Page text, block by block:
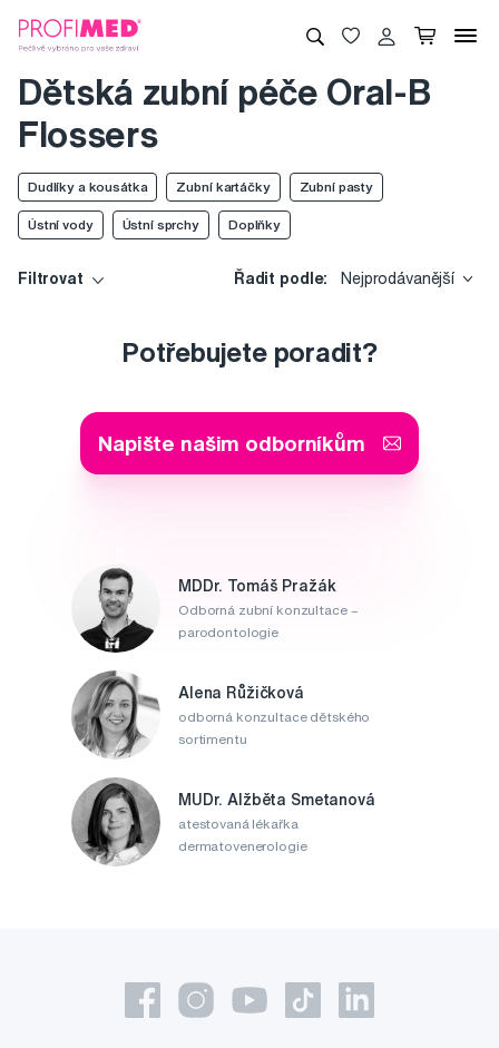
Dětská zubní péče Oral-B
Flossers
Dudlíky a kousátka Zubní kartáčky Zubní pasty
Ústní vody Ústní sprchy Doplňky
Filtrovat Řadit podle: Nejprodávanější
Potřebujete poradit?
Napište našim odborníkům
MDDr. Tomáš Pražák
Odborná zubní konzultace –
parodontologie
Alena Růžičková
odborná konzultace dětského
sortimentu
MUDr. Alžběta Smetanová
atestovaná lékařka
dermatovenerologie